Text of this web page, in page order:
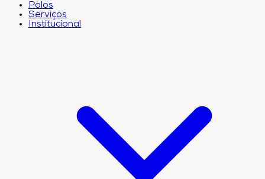
Polos
Serviços
Institucional